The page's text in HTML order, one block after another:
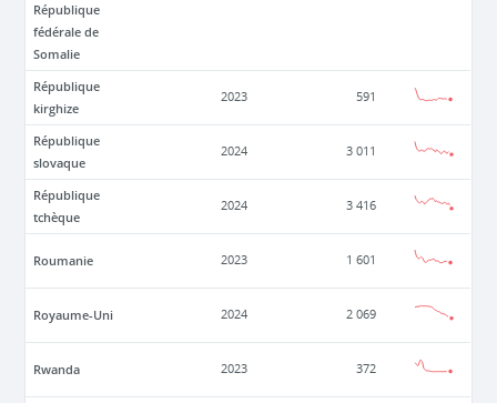
République
fédérale de
Somalie
République
kirghize
2023 591
République
slovaque
2024 3 011
République
tchèque
2024 3 416
Roumanie 2023 1 601
Royaume-Uni 2024 2 069
Rwanda 2023 372